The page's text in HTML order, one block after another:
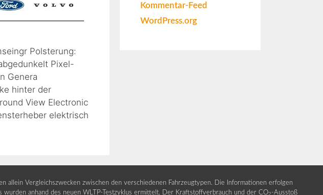
Polsterung:
Pixel-
Genera
hinter der
View Electronic
elektrisch
Kommentar-Feed
WordPress.org
allein Vergleichszwecken zwischen den verschiedenen Fahrzeugtypen. Die Informationen erfolgen
anhand des neuen WLTP-Testzyklus ermittelt. Der Kraftstoffverbrauch und der CO -Ausstoß